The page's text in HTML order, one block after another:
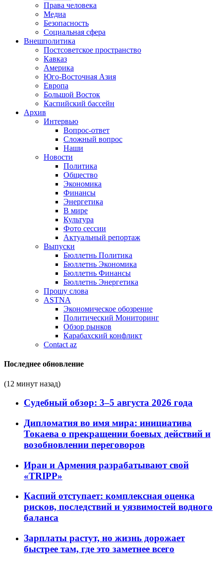
Права человека
Медиа
Безопасность
Социальная сфера
Внешполитика
Постсоветское пространство
Кавказ
Америка
Юго-Восточная Азия
Европа
Большой Восток
Каспийский бассейн
Архив
Интервью
Вопрос-ответ
Сложный вопрос
Наши
Новости
Политика
Общество
Экономика
Финансы
Энергетика
В мире
Культура
Фото сессии
Актуальный репортаж
Выпуски
Бюллетнь Политика
Бюллетнь Экономика
Бюллетнь Финансы
Бюллетнь Энергетика
Прошу слова
ASTNA
Экономическое обозрение
Политический Мониторинг
Обзор рынков
Карабахский конфликт
Contact az
Последнее обновление
(12 минут назад)
Судебный обзор: 3–5 августа 2026 года
Дипломатия во имя мира: инициатива
Токаева о прекращении боевых действий и
возобновлении переговоров
Иран и Армения разрабатывают свой
«TRIPP»
Каспий отступает: комплексная оценка
рисков, последствий и уязвимостей водного
баланса
Зарплаты растут, но жизнь дорожает
быстрее там, где это заметнее всего